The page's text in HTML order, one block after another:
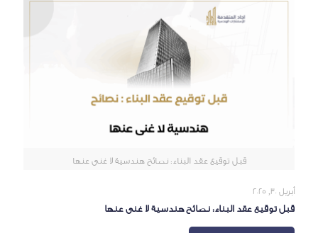
قبل توقيع عقد البناء: نصائح هندسية لا غنى عنها
أبريل 30, 2025
قبل توقيع عقد البناء: نصائح هندسية لا غنى عنها